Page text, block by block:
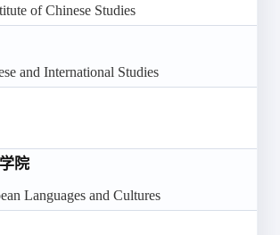
of Chinese Studies
and International Studies
院
Languages and Cultures